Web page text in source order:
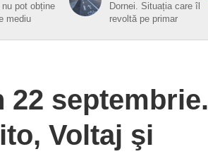
nu pot obține
mediu
Dornei. Situația care îl
revoltă pe primar
septembrie.
Voltaj şi